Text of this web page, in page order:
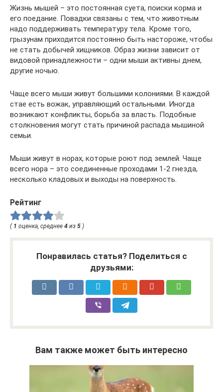
Жизнь мышей – это постоянная суета, поиски корма и
его поедание. Повадки связаны с тем, что животным
надо поддерживать температуру тела. Кроме того,
грызунам приходится постоянно быть настороже, чтобы
не стать добычей хищников. Образ жизни зависит от
видовой принадлежности – одни мыши активны днем,
другие ночью.
Чаще всего мыши живут большими колониями. В каждой
стае есть вожак, управляющий остальными. Иногда
возникают конфликты, борьба за власть. Подобные
столкновения могут стать причиной распада мышиной
семьи.
Мыши живут в норах, которые роют под землей. Чаще
всего нора – это соединенные проходами 1-2 гнезда,
несколько кладовых и выходы на поверхность.
Рейтинг
( 1 оценка, среднее 4 из 5 )
Понравилась статья? Поделиться с
друзьями:
Вам также может быть интересно